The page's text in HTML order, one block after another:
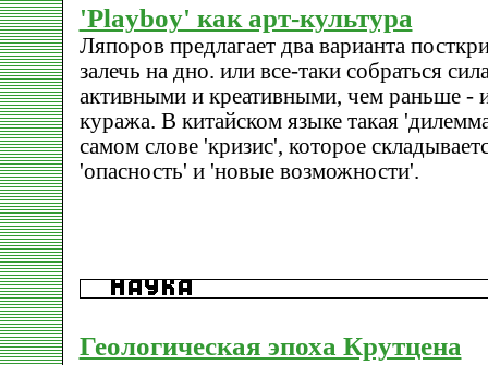
'Playboy' как арт-культура
Ляпоров предлагает два варианта
залечь на дно. или все-таки собраться
активными и креативными, чем раньше -
куража. В китайском языке такая
самом слове 'кризис', которое
'опасность' и 'новые возможности'.
Геологическая эпоха Крутцена